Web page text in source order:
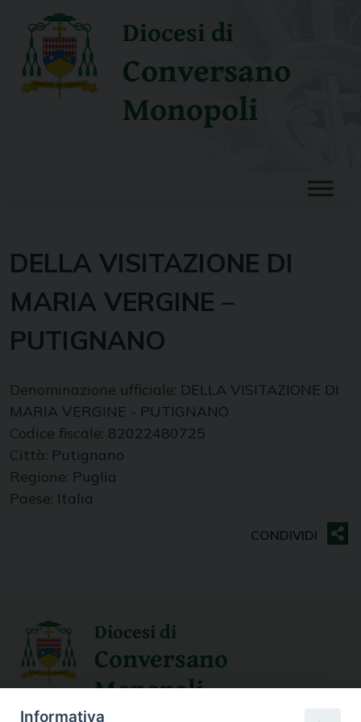
content
Diocesi di
Conversano
Monopoli
DELLA VISITAZIONE DI
MARIA VERGINE –
PUTIGNANO
Denominazione ufficiale: DELLA VISITAZIONE DI
MARIA VERGINE - PUTIGNANO
Codice fiscale: 82022480725
Città: Putignano
Regione: Puglia
Paese: Italia
Diocesi di
Conversano
Monopoli
Informativa